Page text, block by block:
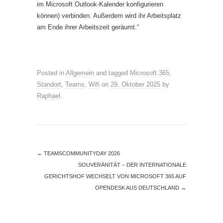
im Microsoft Outlook-Kalender konfigurieren
können) verbinden. Außerdem wird ihr Arbeitsplatz
am Ende ihrer Arbeitszeit geräumt.“
Posted in Allgemein and tagged Microsoft 365,
Standort, Teams, Wifi on 29. Oktober 2025 by
Raphael .
← TEAMSCOMMUNITYDAY 2026
SOUVERÄNITÄT – DER INTERNATIONALE
GERICHTSHOF WECHSELT VON MICROSOFT 365 AUF
OPENDESK AUS DEUTSCHLAND →